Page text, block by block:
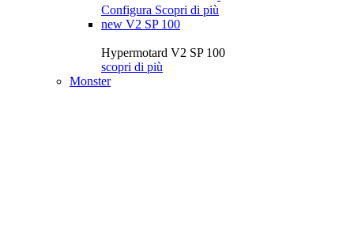
Configura Scopri di più
new V2 SP 100
Hypermotard V2 SP 100
scopri di più
Monster